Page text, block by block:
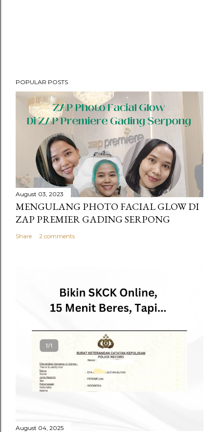
POPULAR POSTS
August 03, 2023
MENGULANG PHOTO FACIAL GLOW DI
ZAP PREMIER GADING SERPONG
Share 2 comments
August 04, 2025